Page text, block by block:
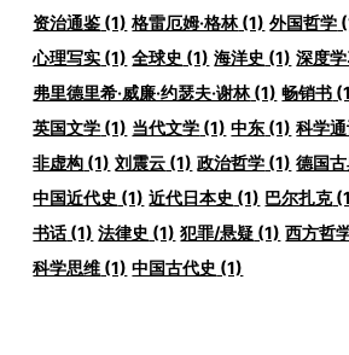
资治通鉴 (1) 格雷厄姆·格林(1) 外国哲学
心理写实 (1) 全球史 (1) 海洋史 (1) 深度
弗里德里希·威廉·约瑟夫·谢林(1) 畅销书
英国文学 (1) 当代文学 (1) 中东 (1) 科学
非虚构 (1) 刘震云 (1) 政治哲学 (1) 德国
中国近代史 (1) 近代日本史 (1) 巴尔扎克
书话(1) 法律史 (1) 犯罪/悬疑 (1) 西方哲
科学思维 (1) 中国古代史 (1)